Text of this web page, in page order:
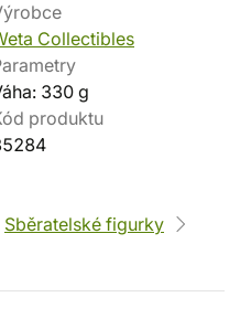
Collectibles
330 g
produktu
Sběratelské figurky